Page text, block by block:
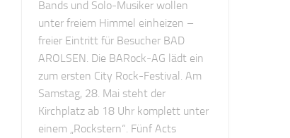
Bands und Solo-Musiker wollen
unter freiem Himmel einheizen –
freier Eintritt für Besucher BAD
AROLSEN. Die BARock-AG lädt ein
zum ersten City Rock-Festival. Am
Samstag, 28. Mai steht der
Kirchplatz ab 18 Uhr komplett unter
einem „Rockstern“. Fünf Acts